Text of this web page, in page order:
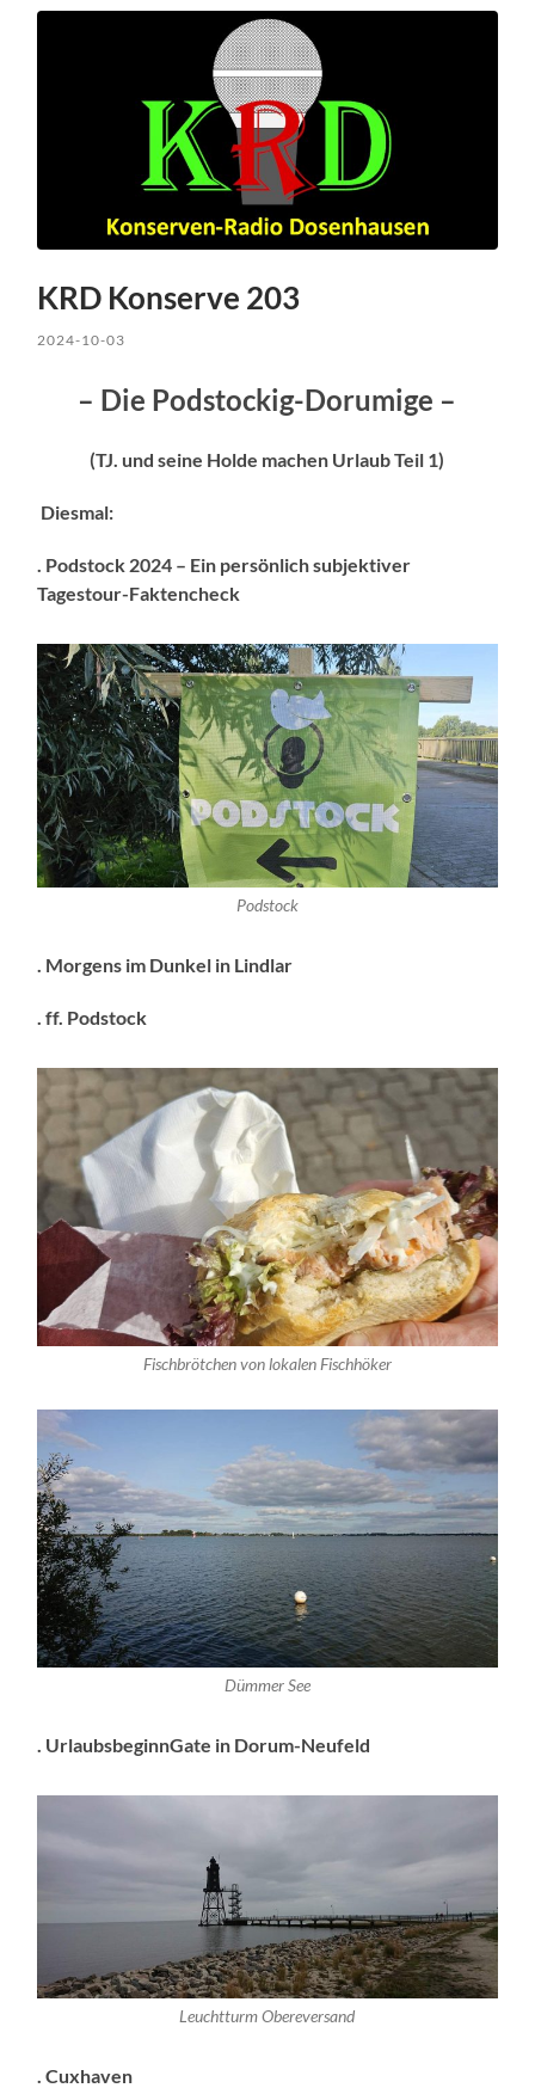
KRD Konserve 203
2024-10-03
– Die Podstockig-Dorumige –
(TJ. und seine Holde machen Urlaub Teil 1)
Diesmal:
. Podstock 2024 – Ein persönlich subjektiver
Tagestour-Faktencheck
Podstock
. Morgens im Dunkel in Lindlar
. ff. Podstock
Fischbrötchen von lokalen Fischhöker
Dümmer See
. UrlaubsbeginnGate in Dorum-Neufeld
Leuchtturm Obereversand
. Cuxhaven